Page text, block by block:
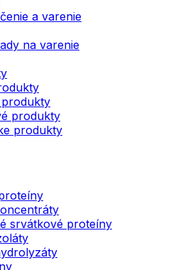
a varenie
na varenie
produkty
produkty
srvátkové proteíny